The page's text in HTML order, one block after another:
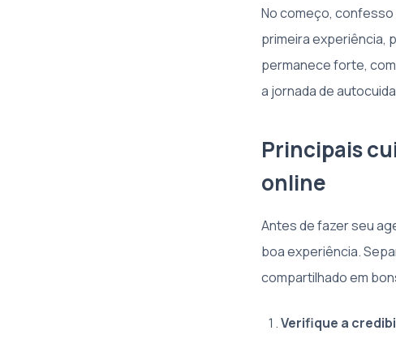
No começo,
primeira experiência,
permanece forte,
a jornada de
Principais
online
Antes de fazer seu
boa experiência.
compartilhado em
Verifique a